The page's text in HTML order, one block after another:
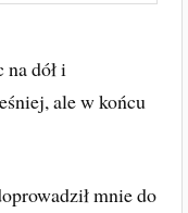
na dół i
ale w końcu
mnie do